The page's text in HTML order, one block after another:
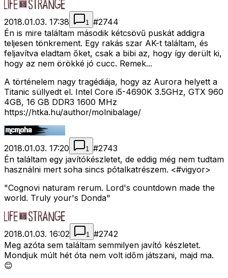
2018.01.03. 17:38 1 #2744
Én is mire találtam második kétcsövű puskát addigra
teljesen tönkrement. Egy rakás szar AK-t találtam, és
feljavítva eladtam őket, csak a bibi az, hogy így derült ki,
hogy az nem örökké jó cucc. Remek...
A történelem nagy tragédiája, hogy az Aurora helyett a
Titanic süllyedt el. Intel Core i5-4690K 3.5GHz, GTX 960
4GB, 16 GB DDR3 1600 MHz
https://htka.hu/author/molnibalage/
2018.01.03. 17:20 1 #2743
Én találtam egy javítókészletet, de eddig még nem tudtam
használni mert soha sincs pótalkatrészem. <#vigyor>
"Cognovi naturam rerum. Lord's countdown made the
world. Truly your's Donda"
2018.01.03. 16:02 1 #2742
Meg azóta sem találtam semmilyen javító készletet.
Mondjuk múlt hét óta nem volt időm játszani, majd ma.
😊